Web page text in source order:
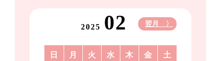
2025 02 翌月 〉
日 月 火 水 木 金 土